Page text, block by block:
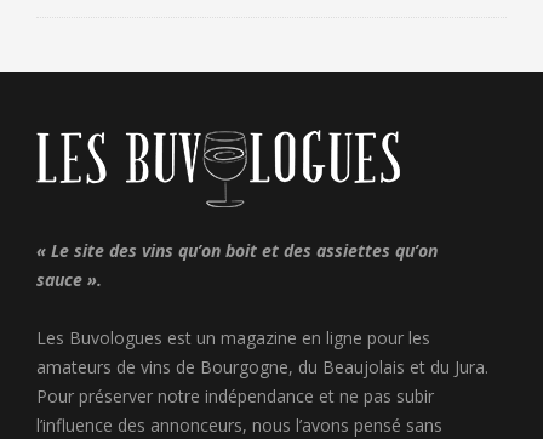
« Le site des vins qu’on boit et des assiettes qu’on
sauce ».
Les Buvologues est un magazine en ligne pour les
amateurs de vins de Bourgogne, du Beaujolais et du Jura.
Pour préserver notre indépendance et ne pas subir
l’influence des annonceurs, nous l’avons pensé sans